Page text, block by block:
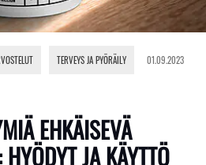
EHKÄISEVÄ
JA KÄYTTÖ
TERVEYS JA PYÖRÄILY 01.09.2023